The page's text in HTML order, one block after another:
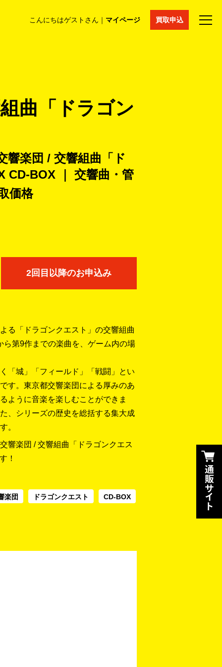
こんにちはゲストさん｜ マイページ 買取申込
コラム マイページ 採用情報 通販サイト
曲「ドラゴン
響楽団 / 交響組曲「ド
CD-BOX ｜ 交響曲・管
価格
2回目以降のお申込み
る「ドラゴンクエスト」の交響組曲
第9作までの楽曲を、ゲーム内の場
「城」「フィールド」「戦闘」とい
す。東京都交響楽団による厚みのあ
ように音楽を楽しむことができま
、シリーズの歴史を総括する集大成
。
響楽団 / 交響組曲「ドラゴンクエス
！
楽団 ドラゴンクエスト CD-BOX